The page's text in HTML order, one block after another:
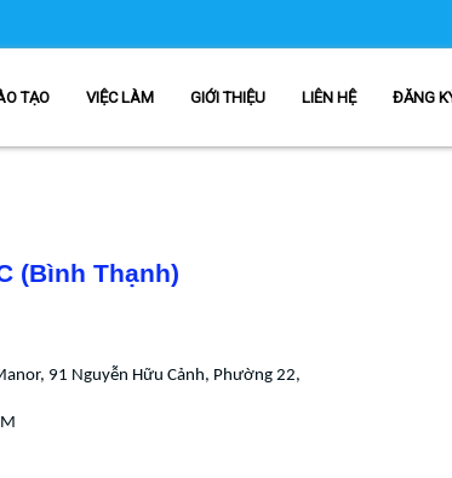
TẠO VIỆC LÀM GIỚI THIỆU LIÊN HỆ ĐĂNG
(Bình Thạnh)
91 Nguyễn Hữu Cảnh, Phường 22,